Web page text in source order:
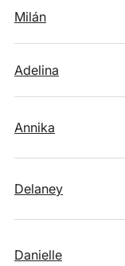
Milán
Adelina
Annika
Delaney
Danielle